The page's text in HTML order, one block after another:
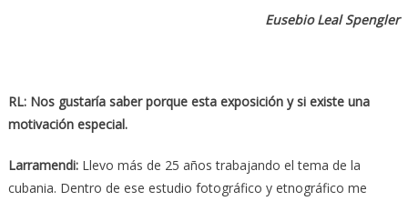
Eusebio Leal Spengler
RL: Nos gustaría saber porque esta exposición y si existe una
motivación especial.
Larramendi:Llevo más de 25 años trabajando el tema de la
cubania. Dentro de ese estudio fotográfico y etnográfico me